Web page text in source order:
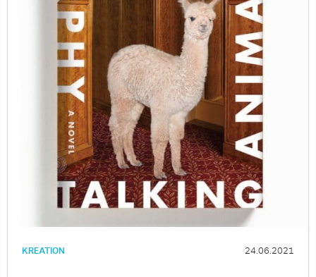
KREATION 24.06.2021